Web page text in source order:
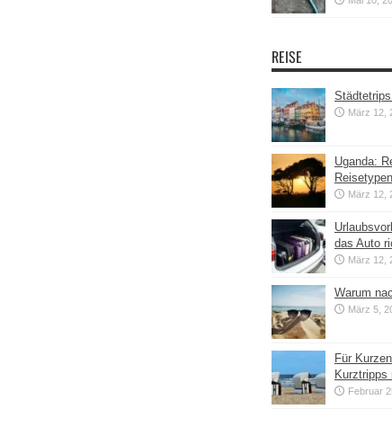
REISE
März 12,
Uganda:
Reisetypen
März 12,
das Auto
März 12,
Warum
März 5,
Für
Kurztripps
Februar